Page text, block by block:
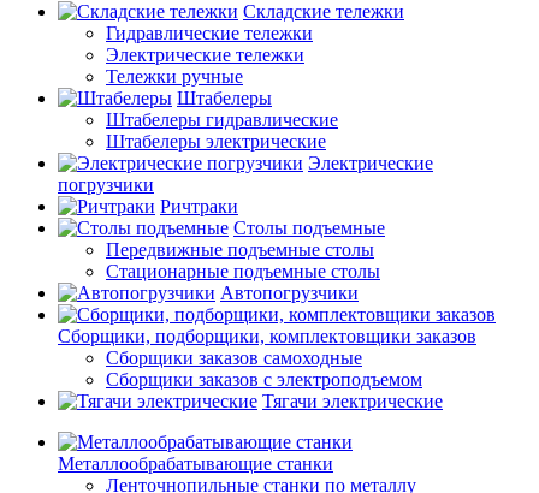
Складские тележки
Гидравлические тележки
Электрические тележки
Тележки ручные
Штабелеры
Штабелеры гидравлические
Штабелеры электрические
Электрические
погрузчики
Ричтраки
Столы подъемные
Передвижные подъемные столы
Стационарные подъемные столы
Автопогрузчики
Сборщики, подборщики, комплектовщики заказов
Сборщики заказов самоходные
Сборщики заказов с электроподъемом
Тягачи электрические
Металлообрабатывающие станки
Ленточнопильные станки по металлу